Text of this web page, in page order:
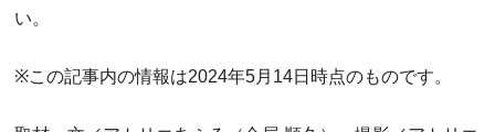
い。
※この記事内の情報は2024年5月14日時点のものです。